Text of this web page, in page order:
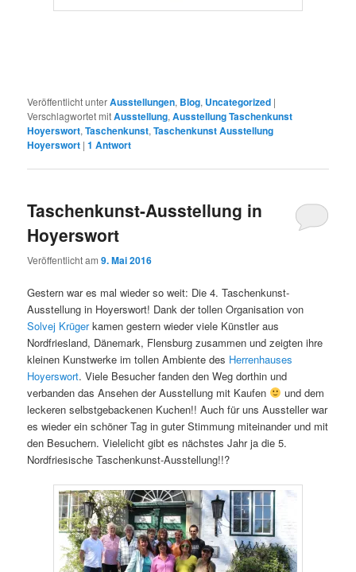
Veröffentlicht unterAusstellungen, Blog, Uncategorized |
Verschlagwortet mitAusstellung,Ausstellung Taschenkunst
Hoyerswort,Taschenkunst,Taschenkunst Ausstellung
Hoyerswort |1 Antwort
Taschenkunst-Ausstellung in
Hoyerswort
Veröffentlicht am9. Mai 2016
Gestern war es mal wieder so weit: Die 4. Taschenkunst-
Ausstellung in Hoyerswort! Dank der tollen Organisation von
Solvej Krügerkamen gestern wieder viele Künstler aus
Nordfriesland, Dänemark, Flensburg zusammen und zeigten ihre
kleinen Kunstwerke im tollen Ambiente des Herrenhauses
Hoyerswort. Viele Besucher fanden den Weg dorthin und
verbanden das Ansehen der Ausstellung mit Kaufen
und dem
leckeren selbstgebackenen Kuchen!! Auch für uns Aussteller war
es wieder ein schöner Tag in guter Stimmung miteinander und mit
den Besuchern. Vielelicht gibt es nächstes Jahr ja die 5.
Nordfriesische Taschenkunst-Ausstellung!!?